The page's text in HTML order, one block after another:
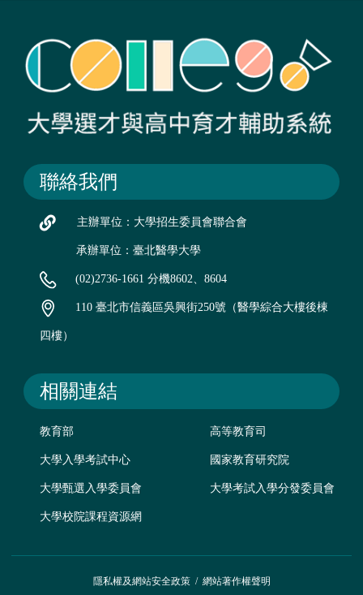
聯絡我們
主辦單位：大學招生委員會聯合會
承辦單位：臺北醫學大學
(02)2736-1661 分機8602、8604
110 臺北市信義區吳興街250號（醫學綜合大樓後棟
四樓）
相關連結
教育部 高等教育司
大學入學考試中心 國家教育研究院
大學甄選入學委員會 大學考試入學分發委員會
大學校院課程資源網
隱私權及網站安全政策/ 網站著作權聲明